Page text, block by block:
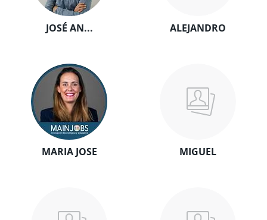
JOSÉ AN... ALEJANDRO
MARIA JOSE MIGUEL